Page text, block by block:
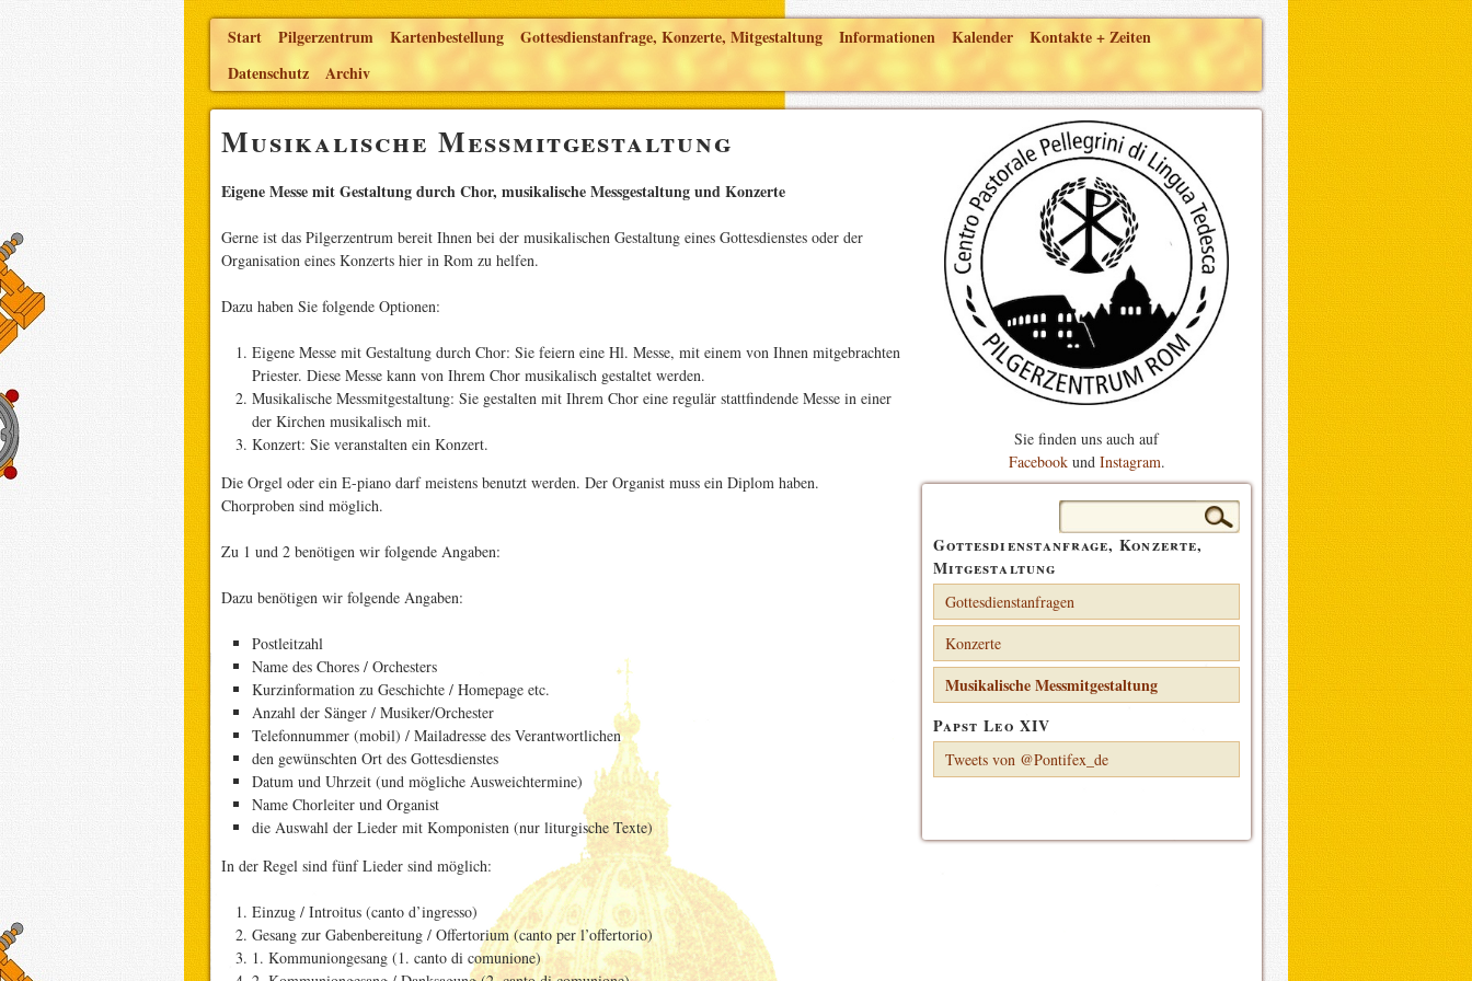
Start Pilgerzentrum Kartenbestellung Gottesdienstanfrage, Konzerte, Mitgestaltung Informationen Kalender
Kontakte + Zeiten
Datenschutz
Archiv
Musikalische Messmitgestaltung
Eigene Messe mit Gestaltung durch Chor, musikalische Messgestaltung und Konzerte
Gerne ist das Pilgerzentrum bereit Ihnen bei der musikalischen Gestaltung eines Gottesdienstes oder der
Organisation eines Konzerts hier in Rom zu helfen.
Dazu haben Sie folgende Optionen:
Eigene Messe mit Gestaltung durch Chor: Sie feiern eine Hl. Messe, mit einem von Ihnen mitgebrachten
Priester. Diese Messe kann von Ihrem Chor musikalisch gestaltet werden.
Musikalische Messmitgestaltung: Sie gestalten mit Ihrem Chor eine regulär stattfindende Messe in einer
der Kirchen musikalisch mit.
Konzert: Sie veranstalten ein Konzert.
Die Orgel oder ein E-piano darf meistens benutzt werden. Der Organist muss ein Diplom haben.
Chorproben sind möglich.
Zu 1 und 2 benötigen wir folgende Angaben:
Dazu benötigen wir folgende Angaben:
Postleitzahl
Name des Chores / Orchesters
Kurzinformation zu Geschichte / Homepage etc.
Anzahl der Sänger / Musiker/Orchester
Telefonnummer (mobil) / Mailadresse des Verantwortlichen
den gewünschten Ort des Gottesdienstes
Datum und Uhrzeit (und mögliche Ausweichtermine)
Name Chorleiter und Organist
die Auswahl der Lieder mit Komponisten (nur liturgische Texte)
In der Regel sind fünf Lieder sind möglich:
Einzug / Introitus (canto d’ingresso)
Gesang zur Gabenbereitung / Offertorium (canto per l’offertorio)
1. Kommuniongesang (1. canto di comunione)
Sie finden uns auch auf
Facebookund Instagram.
Suchen
Gottesdienstanfrage, Konzerte,
Mitgestaltung
Gottesdienstanfragen
Konzerte
Musikalische Messmitgestaltung
Papst Leo XIV
Tweets von @Pontifex_de